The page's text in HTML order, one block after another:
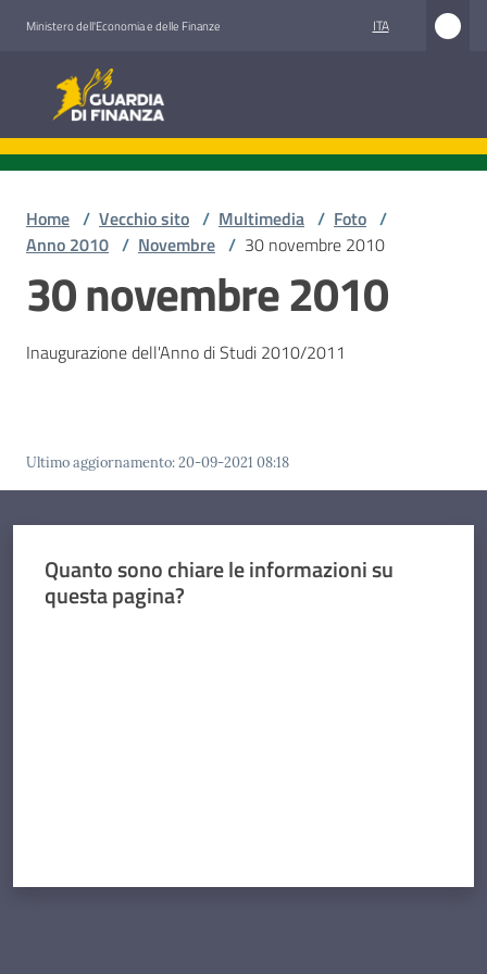
Ministero dell'Economia e delle Finanze ITA
Guardia di Finanza
Home / Vecchio sito / Multimedia / Foto /
Anno 2010 / Novembre / 30 novembre 2010
30 novembre 2010
Inaugurazione dell'Anno di Studi 2010/2011
Ultimo aggiornamento:20-09-2021 08:18
Quanto sono chiare le informazioni su
questa pagina?